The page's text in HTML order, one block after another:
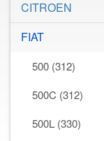
CITROEN
FIAT
500 (312)
500C (312)
500L (330)